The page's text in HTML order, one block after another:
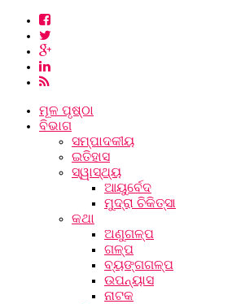
ମୂଳ ପୃଷ୍ଠା
ବିଭାଗ
ସମ୍ପାଦକୀୟ
ଇତିହାସ
ସ୍ୱାସ୍ଥ୍ୟ
ଆୟୁର୍ବେଦ
ମୁଦ୍ରା ଚିକିତ୍ସା
କଥା
ଅଣୁଗଳ୍ପ
ଗଳ୍ପ
ବ୍ୟଙ୍ଗଗଳ୍ପ
ଉପନ୍ୟାସ
ନାଟକ